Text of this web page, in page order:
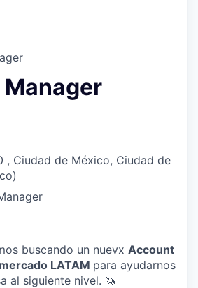
, Ciudad de México, Ciudad de
buscando un nuevx Account
LATAM para ayudarnos
al siguiente nivel. 🦄